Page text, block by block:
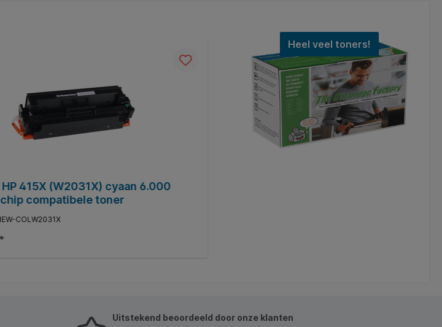
415X (W2031X) cyaan 6.000
compatibele toner
COLW2031X
Heel veel toners!
Uitstekend beoordeeld door onze klanten